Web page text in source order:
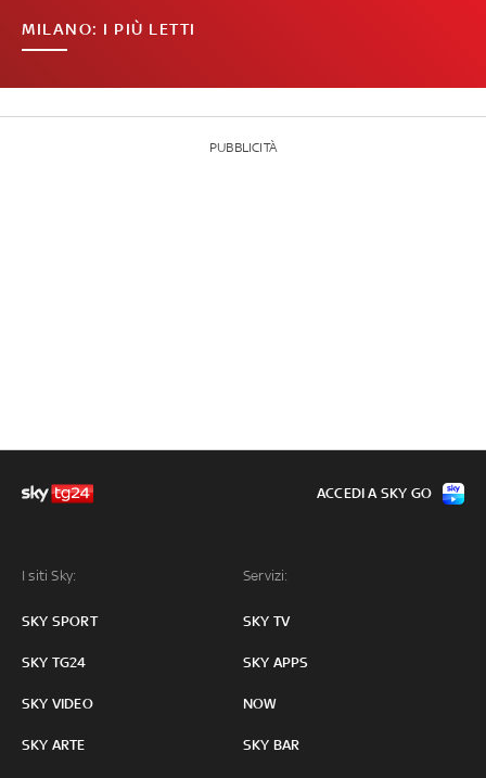
MILANO: I PIÙ LETTI
PUBBLICITÀ
I siti Sky:
SKY SPORT
SKY TG24
SKY VIDEO
SKY ARTE
Servizi:
SKY TV
SKY APPS
NOW
SKY BAR
ACCEDI A SKY GO